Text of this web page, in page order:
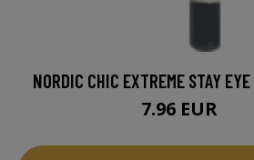
NORDIC CHIC EXTREME STAY
7.96 EUR